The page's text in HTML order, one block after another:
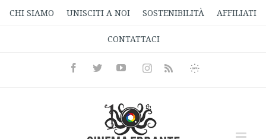
CHI SIAMO UNISCITI A NOI SOSTENIBILITÀ AFFILIATI
CONTATTACI
FacebookTwitterYoutubeInstagramRss
Informativa